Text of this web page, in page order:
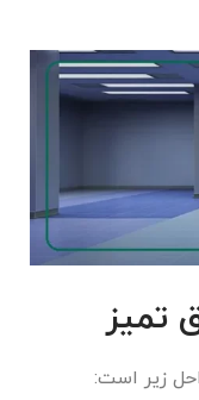
تمیز
زیر است: